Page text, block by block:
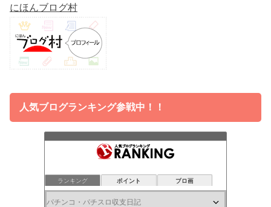
にほんブログ村
人気ブログランキング参戦中！！
ランキング ポイント ブロ画
30位 広川のまぁまぁ逆十万枚
31位 とあるWebコメンテーター･調査員の雑用議事録